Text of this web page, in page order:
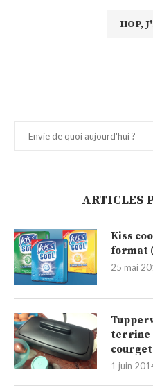
ARTICLES
Kiss
format
25 mai
terrine
1 juin